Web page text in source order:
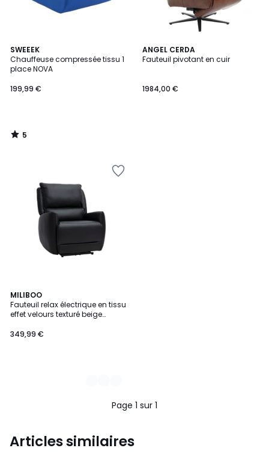
SWEEEK
Chauffeuse compressée tissu 1
place NOVA
199,99 €
5
/
5
5
/
ANGEL CERDA
Fauteuil pivotant en cuir
1984,00 €
MILIBOO
Fauteuil relax électrique en tissu
effet velours texturé beige
349,99 €
2
Couleurs
Page 1 sur 1
Articles similaires